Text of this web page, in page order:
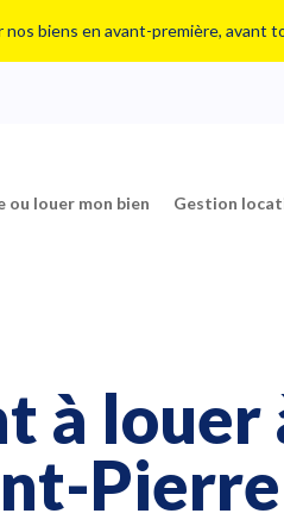
nos biens en avant-première, avant
ou louer mon bien Gestion
à louer
Pierre